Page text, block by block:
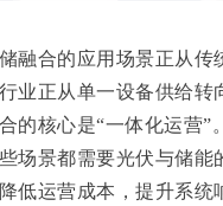
融合的应用场景正从
业正从单一设备供给转
的核心是“一体化运营”
场景都需要光伏与储
低运营成本，提升系